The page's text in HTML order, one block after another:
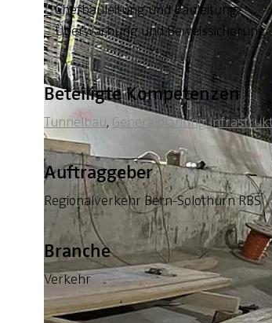
Chefbauleitung und Bauleitung
Überwachung und Beweissicherung
Beteiligte Kompetenzen
Tunnelbau, Generalplanung
Auftraggeber
Regionalverkehr Bern-Solothurn RBS
Branche
Verkehr